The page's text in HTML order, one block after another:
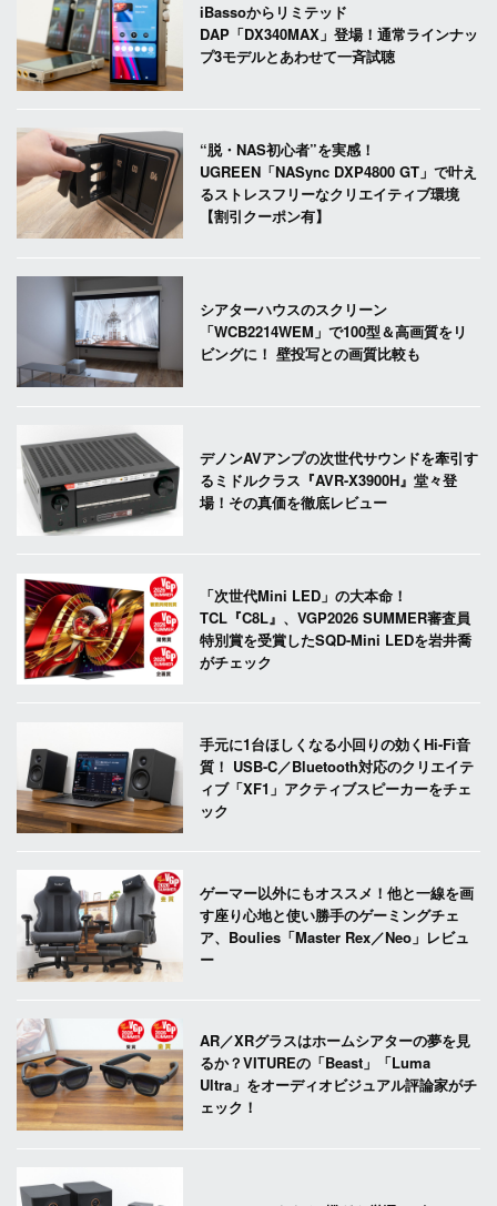
iBassoからリミテッド
DAP「DX340MAX」登場！通常ラインナッ
プ3モデルとあわせて一斉試聴
“脱・NAS初心者”を実感！
UGREEN「NASync DXP4800 GT」で叶え
るストレスフリーなクリエイティブ環境
【割引クーポン有】
シアターハウスのスクリーン
「WCB2214WEM」で100型＆高画質をリ
ビングに！ 壁投写との画質比較も
デノンAVアンプの次世代サウンドを牽引す
るミドルクラス『AVR-X3900H』堂々登
場！その真価を徹底レビュー
「次世代Mini LED」の大本命！
TCL『C8L』、VGP2026 SUMMER審査員
特別賞を受賞したSQD-Mini LEDを岩井喬
がチェック
手元に1台ほしくなる小回りの効くHi-Fi音
質！ USB-C／Bluetooth対応のクリエイテ
ィブ「XF1」アクティブスピーカーをチェ
ック
ゲーマー以外にもオススメ！他と一線を画
す座り心地と使い勝手のゲーミングチェ
ア、Boulies「Master Rex／Neo」レビュ
ー
AR／XRグラスはホームシアターの夢を見
るか？VITUREの「Beast」「Luma
Ultra」をオーディオビジュアル評論家がチ
ェック！